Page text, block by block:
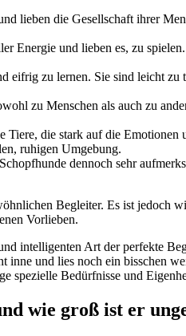
lie­ben die Gesell­schaft ihrer
Ener­gie und lie­ben es, zu
eif­rig zu ler­nen. Sie sind leicht
zu Men­schen als auch zu
Tie­re, die stark auf die
ruhi­gen Umge­bung.
den­noch sehr
Beglei­ter. Es ist jedoch
Vor­lie­ben.
intel­li­gen­ten Art der per­fek­te
und lies noch ein biss­chen
Bedürf­nis­se und
wie groß ist er